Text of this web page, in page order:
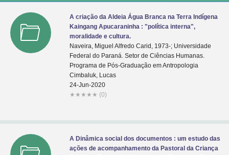
A criação da Aldeia Água Branca na Terra Indígena
Kaingang Apucaraninha : "política interna",
moralidade e cultura.
Naveira, Miguel Alfredo Carid, 1973-; Universidade
Federal do Paraná. Setor de Ciências Humanas.
Programa de Pós-Graduação em Antropologia
Cimbaluk, Lucas
24-Jun-2020
★ ★ ★ ★ ★ (0)
A Dinâmica social dos documentos : um estudo das
ações de acompanhamento da Pastoral da Criança